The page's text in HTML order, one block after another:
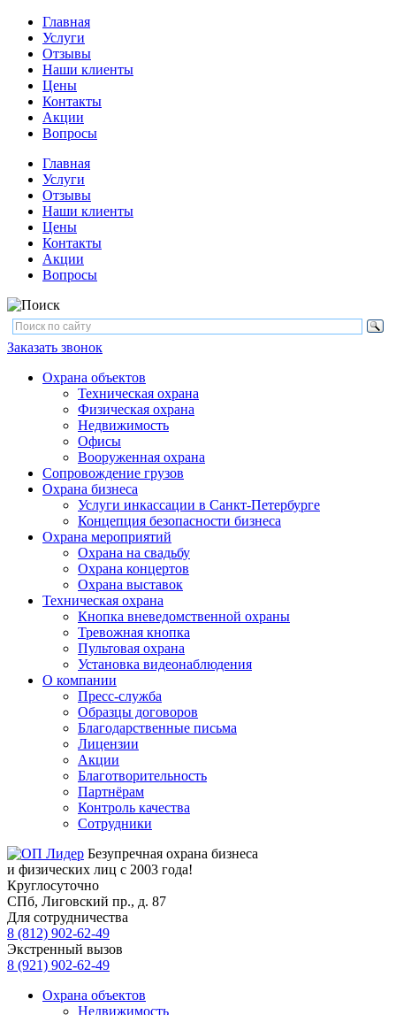
Главная
Услуги
Отзывы
Наши клиенты
Цены
Контакты
Акции
Вопросы
Главная
Услуги
Отзывы
Наши клиенты
Цены
Контакты
Акции
Вопросы
Заказать звонок
Охрана объектов
Техническая охрана
Физическая охрана
Недвижимость
Офисы
Вооруженная охрана
Сопровождение грузов
Охрана бизнеса
Услуги инкассации в Санкт-Петербурге
Концепция безопасности бизнеса
Охрана мероприятий
Охрана на свадьбу
Охрана концертов
Охрана выставок
Техническая охрана
Кнопка вневедомственной охраны
Тревожная кнопка
Пультовая охрана
Установка видеонаблюдения
О компании
Пресс-служба
Образцы договоров
Благодарственные письма
Лицензии
Акции
Благотворительность
Партнёрам
Контроль качества
Сотрудники
Безупречная охрана бизнеса
и физических лиц с 2003 года!
Круглосуточно
СПб, Лиговский пр., д. 87
Для сотрудничества
8 (812) 902-62-49
Экстренный вызов
8 (921) 902-62-49
Охрана объектов
Недвижимость